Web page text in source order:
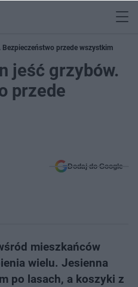
przede wszystkim
jeść grzybów.
przede
Dodaj do Google
mieszkańców
wielu. Jesienna
po lasach, a koszyki z